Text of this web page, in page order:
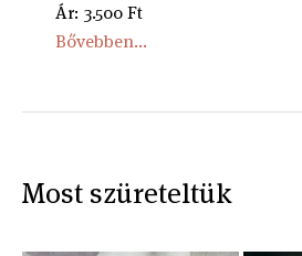
Ár: 3.500 Ft
Bővebben...
Most szüreteltük